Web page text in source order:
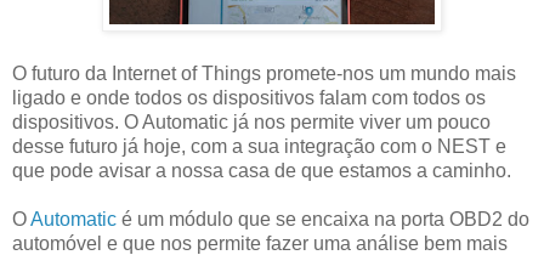
O futuro da Internet of Things promete-nos um mundo mais
ligado e onde todos os dispositivos falam com todos os
dispositivos. O Automatic já nos permite viver um pouco
desse futuro já hoje, com a sua integração com o NEST e
que pode avisar a nossa casa de que estamos a caminho.
OAutomatic é um módulo que se encaixa na porta OBD2 do
automóvel e que nos permite fazer uma análise bem mais